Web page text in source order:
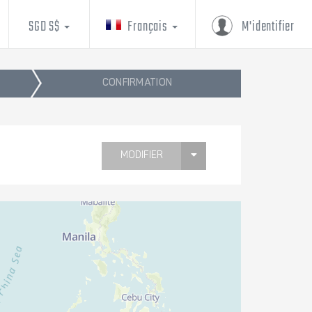
M'identifier
Français
SGD S$
CONFIRMATION
MODIFIER